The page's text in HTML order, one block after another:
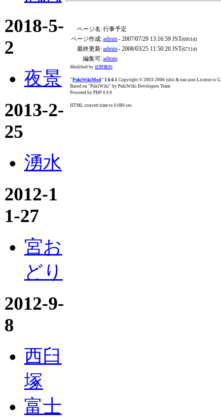
2018-5-
2
夜景
2013-2-
25
湧水
2012-1
1-27
宮お
どり
2012-9-
8
西臼
塚
富士
ページ名:行事予定
ページ作成:admin- 2007/07/29 13:16:59 JST(6951d)
最終更新:admin- 2008/03/25 11:50:20 JST(6711d)
編集可:admin
Modified by 佐野雅則
"PukiWikiMod" 1.6.6.1 Copyright © 2003-2006 ishii & nao-pon License is
Based on "PukiWiki" by PukiWiki Developers Team
Powered by PHP 4.4.9
HTML convert time to 0.080 sec.